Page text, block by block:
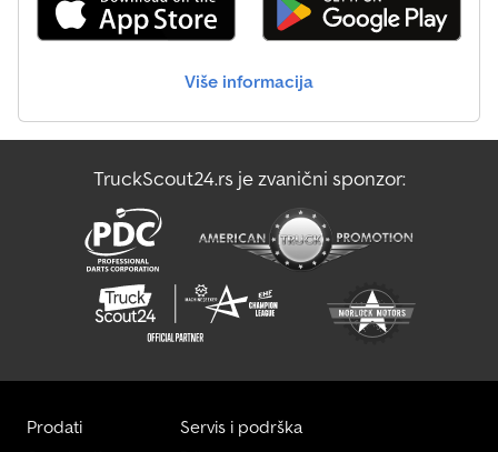
priključak Kontrola pritiska u pneumaticima Blinkajuće bočne
oznake (SML) Brendirane gume 8 x 235/75 R 17.5 na čeličnim
širini cca. 2300 mm Šasija zaštićena pocinčavanjem COC
Slike pokazuju dodatnu opremu Konsultujte se sa nama i izradite
kupovina na rate su mogući! U mogućnosti smo da ispunimo vaše
zahteve! Kontaktirajte nas – rado ćemo napraviti ponudu po vašim
željama. Greške i prethodna prodaja su moguće!
Više informacija
TruckScout24.rs je zvanični sponzor:
Prodati Servis i podrška